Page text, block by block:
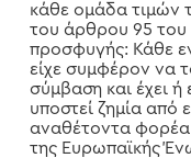
κάθε ομάδα τιμών
του άρθρου 95 του
προσφυγής: Κάθε
είχε συμφέρον να
σύμβαση και έχει ή
υποστεί ζημία από
αναθέτοντα
της Ευρωπαϊκής